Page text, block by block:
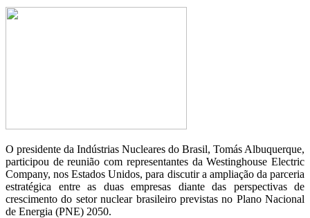
O presidente da Indústrias Nucleares do Brasil, Tomás Albuquerque,
participou de reunião com representantes da Westinghouse Electric
Company, nos Estados Unidos, para discutir a ampliação da parceria
estratégica entre as duas empresas diante das perspectivas de
crescimento do setor nuclear brasileiro previstas no Plano Nacional
de Energia (PNE) 2050.